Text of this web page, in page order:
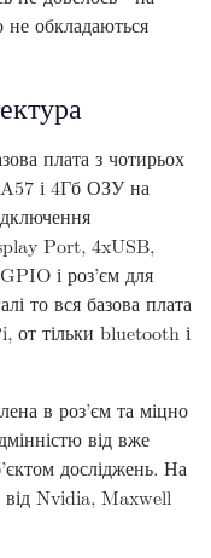
обкладаються
плата з чотирьох
і 4Гб ОЗУ на
Port, 4xUSB,
і роз’єм для
то вся базова плата
от тільки bluetooth і
в роз’єм та міцно
від вже
досліджень. На
від Nvidia, Maxwell